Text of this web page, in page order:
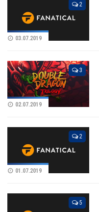
2
03.07.2019
3
02.07.2019
2
01.07.2019
5